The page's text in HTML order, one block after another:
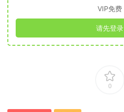
VIP免费
请先登录
0